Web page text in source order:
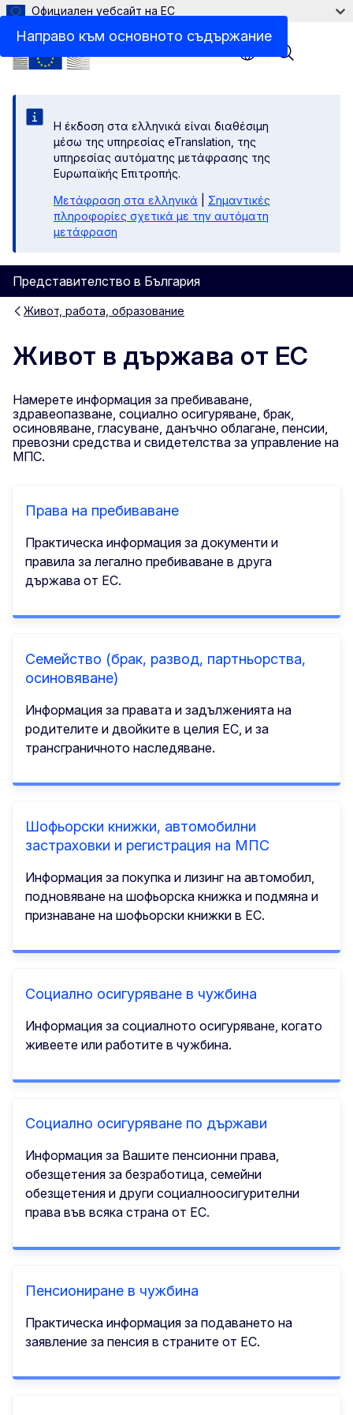
Направо към основното съдържание
Официален уебсайт на ЕС
Η έκδοση στα ελληνικά είναι διαθέσιμη
μέσω της υπηρεσίας eTranslation, της
υπηρεσίας αυτόματης μετάφρασης της
Ευρωπαϊκής Επιτροπής.
Μετάφραση στα ελληνικά
Σημαντικές
πληροφορίες σχετικά με την αυτόματη
μετάφραση
Представителство в България
Menu
Живот, работа, образование
Живот в държава от ЕС
Намерете информация за пребиваване,
здравеопазване, социалнo oсигуряване, брак,
осиновяване, гласуване, данъчно облагане, пенсии,
превозни средства и свидетелства за управление на
МПС.
Права на пребиваване
Практическа информация за документи и
правила за легално пребиваване в друга
държава от ЕС.
Семейство (брак, развод, партньорства,
осиновяване)
Информация за правата и задълженията на
родителите и двойките в целия ЕС, и за
трансграничното наследяване.
Шофьорски книжки, автомобилни
застраховки и регистрация на МПС
Информация за покупка и лизинг на автомобил,
подновяване на шофьорска книжка и подмяна и
признаване на шофьорски книжки в ЕС.
Социално осигуряване в чужбина
Информация за социалното осигуряване, когато
живеете или работите в чужбина.
Социално осигуряване по държави
Информация за Вашите пенсионни права,
обезщетения за безработица, семейни
обезщетения и други социалноосигурителни
права във всяка страна от ЕС.
Пенсиониране в чужбина
Практическа информация за подаването на
заявление за пенсия в страните от ЕС.